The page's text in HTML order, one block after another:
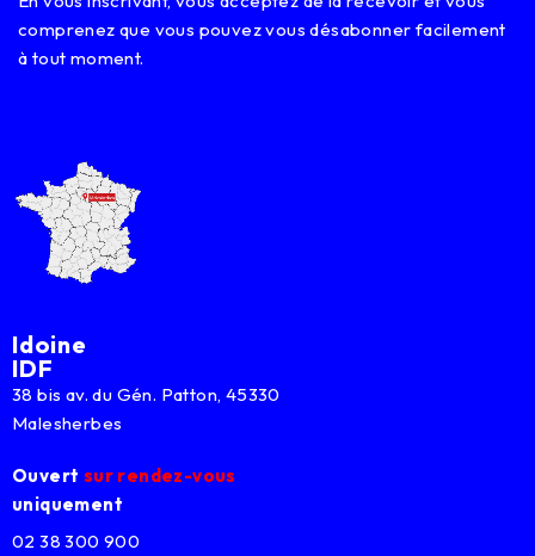
comprenez que vous pouvez vous désabonner facilement
à tout moment.
Idoine
IDF
38 bis av. du Gén. Patton, 45330
Malesherbes
Ouvert sur rendez-vous
uniquement
02 38 300 900